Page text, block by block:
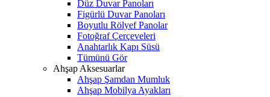
Düz Duvar Panoları
Figürlü Duvar Panoları
Boyutlu Rölyef Panolar
Fotoğraf Çerçeveleri
Anahtarlık Kapı Süsü
Tümünü Gör
Ahşap Aksesuarlar
Ahşap Şamdan Mumluk
Ahşap Mobilya Ayakları